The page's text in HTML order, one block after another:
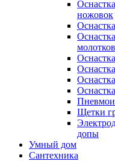
ножовок
молотков
Щетки
допы
Умный дом
Сантехника